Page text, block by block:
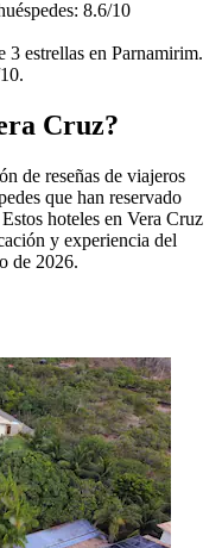
8.6/10
estrellas en Parnamirim.
Cruz?
de reseñas de viajeros
que han reservado
hoteles en Vera Cruz
y experiencia del
de 2026.